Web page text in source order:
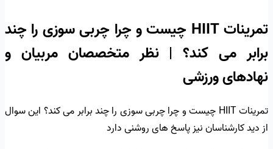
تمرینات HIIT چیست و چرا چربی سوزی را چند
برابر می کند؟ | نظر متخصصان مربیان و
نهادهای ورزشی
تمرینات HIIT چیست و چرا چربی سوزی را چند برابر می کند؟ این سوال
از دید کارشناسان نیز پاسخ های روشنی دارد